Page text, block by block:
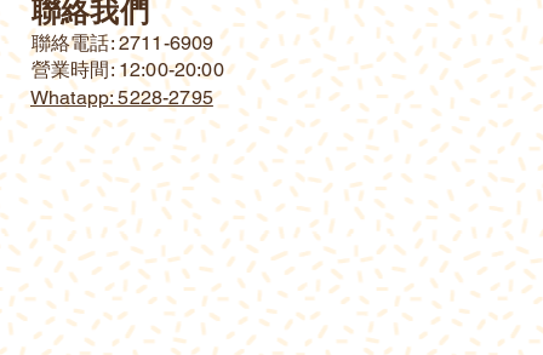
聯絡我們
​聯絡電話: 2711-6909
營業時間: 12:00-20:00
Whatapp: 5228-2795